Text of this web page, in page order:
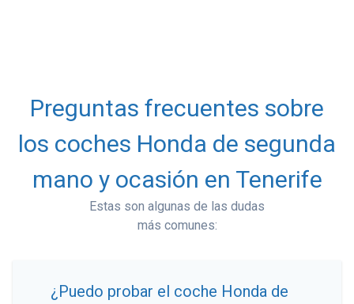
Preguntas frecuentes sobre
los coches Honda de segunda
mano y ocasión en Tenerife
Estas son algunas de las dudas
más comunes:
¿Puedo probar el coche Honda de